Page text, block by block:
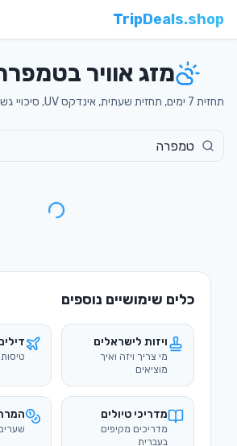
TripDeals.shop
מזג אוויר
תחזית 7 ימים, תחזית שעתית, אינדקס UV, סיכויי גשם וטיפים לאריזה לטמפרה
כלים שימושיים נוספים
מי צריך ויזה ואיך
מדריכים מקיפים
בעברית
אינטרנט בחו״ל במחיר
חכם